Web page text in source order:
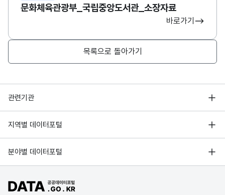
문화체육관광부_국립중앙도서관_소장자료
바로가기
목록으로 돌아가기
관련기관
행정안전부
한국지능정보사회진흥원
국가정보자원관리원
지역별 데이터포털
서울 열린데이터광장
경기데이터드림
D-데이터허브
분야별 데이터포털
기상자료개방포털
국토교통부 공간정보오픈플랫폼
환경부 환경데이터포털
공공데이터포털 바로가기